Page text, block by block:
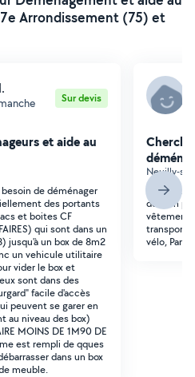
Arrondissement (75) et
Sur devis
et aide au
besoin de déménager
des portants
et boites CF
qui sont dans un
jusqu'à un box de 8m2
un vehicule utilitaire
vider le box et
sont dans des
facile d'accès
peuvent se garer en
au niveau des box)
MOINS DE 1M90 DE
est rempli de qques
dans un box
meuble.
Neuilly-
Bonjour,
demain
vélo,